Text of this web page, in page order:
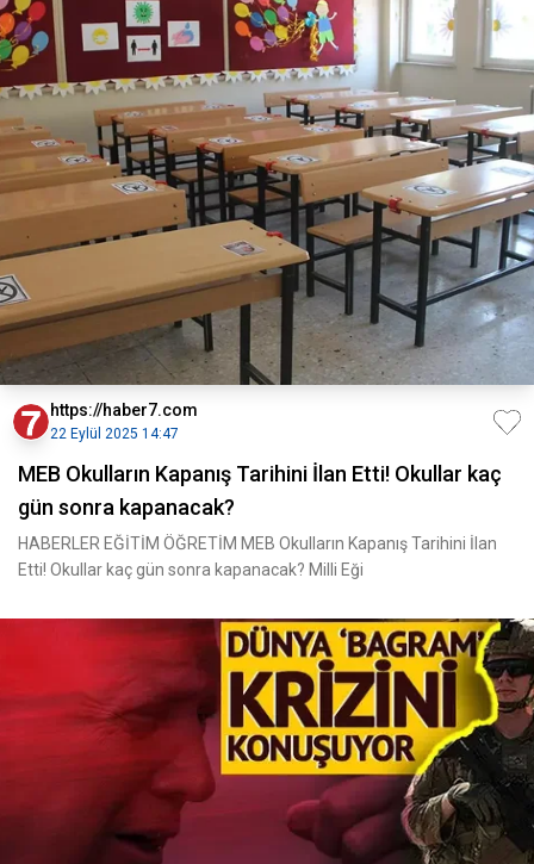
https://haber7.com
22 Eylül 2025 14:47
MEB Okulların Kapanış Tarihini İlan Etti! Okullar kaç
gün sonra kapanacak?
HABERLER EĞİTİM ÖĞRETİM MEB Okulların Kapanış Tarihini İlan
Etti! Okullar kaç gün sonra kapanacak? Milli Eği